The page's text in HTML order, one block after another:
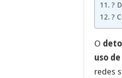
?
?
O
uso
redes